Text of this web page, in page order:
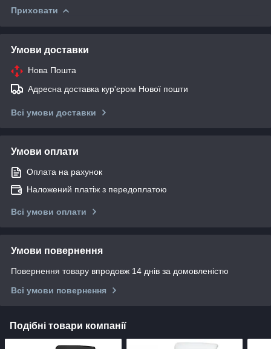
Приховати
Умови доставки
Нова Пошта
Адресна доставка кур'єром Нової пошти
Всі умови доставки
Умови оплати
Оплата на рахунок
Наложений платіж з передоплатою
Всі умови оплати
Умови повернення
Повернення товару впродовж 14 днів за домовленістю
Всі умови повернення
Подібні товари компанії